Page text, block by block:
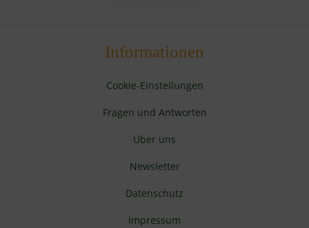
Informationen
Cookie-Einstellungen
Fragen und Antworten
Über uns
Newsletter
Datenschutz
Impressum